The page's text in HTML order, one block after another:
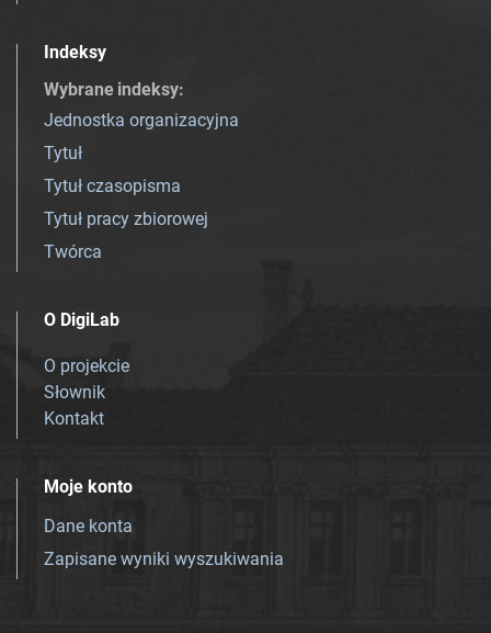
Indeksy
Wybrane indeksy:
Jednostka organizacyjna
Tytuł
Tytuł czasopisma
Tytuł pracy zbiorowej
Twórca
O DigiLab
O projekcie
Słownik
Kontakt
Moje konto
Dane konta
Zapisane wyniki wyszukiwania